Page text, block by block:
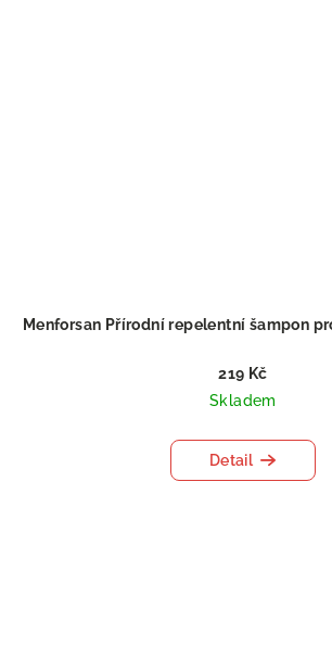
Menforsan Přírodní repelentní šampon
219 Kč
Skladem
Detail